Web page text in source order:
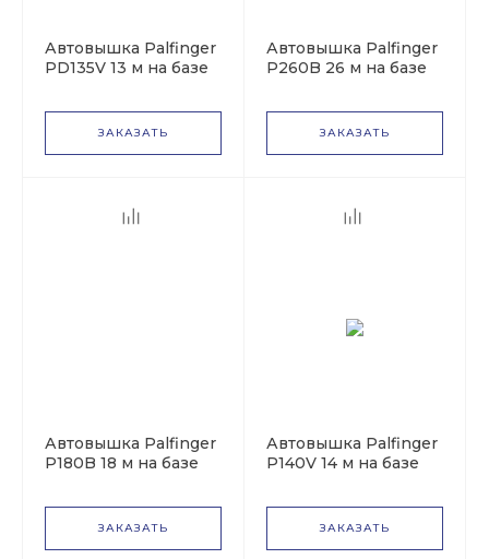
Автовышка Palfinger
PD135V 13 м на базе
ЗАКАЗАТЬ
Автовышка Palfinger
P260B 26 м на базе
Sprinter
ЗАКАЗАТЬ
Автовышка Palfinger
P180B 18 м на базе
ЗАКАЗАТЬ
Автовышка Palfinger
P140V 14 м на базе
Sprinter
ЗАКАЗАТЬ